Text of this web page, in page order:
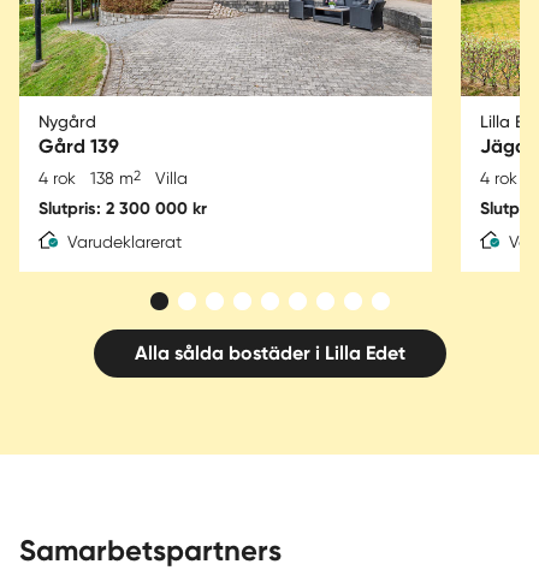
Nygård
Gård 139
4 rok 138 m2 Villa
Slutpris: 2 300 000 kr
Varudeklarerat
Lilla
4 rok
Alla sålda bostäder i Lilla Edet
Samarbetspartners